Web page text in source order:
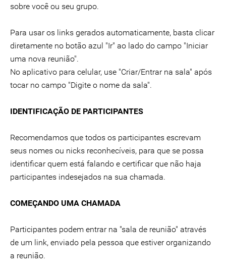
sobre você ou seu grupo.
Para usar os links gerados automaticamente, basta clicar
diretamente no botão azul "Ir" ao lado do campo "Iniciar
uma nova reunião".
No aplicativo para celular, use "Criar/Entrar na sala" após
tocar no campo "Digite o nome da sala".
IDENTIFICAÇÃO DE PARTICIPANTES
Recomendamos que todos os participantes escrevam
seus nomes ou nicks reconhecíveis, para que se possa
identificar quem está falando e certificar que não haja
participantes indesejados na sua chamada.
COMEÇANDO UMA CHAMADA
Participantes podem entrar na "sala de reunião" através
de um link, enviado pela pessoa que estiver organizando
a reunião.